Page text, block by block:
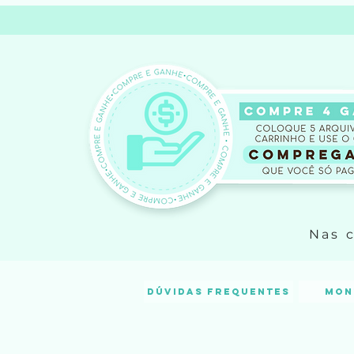
Nas
Dúvidas frequentes